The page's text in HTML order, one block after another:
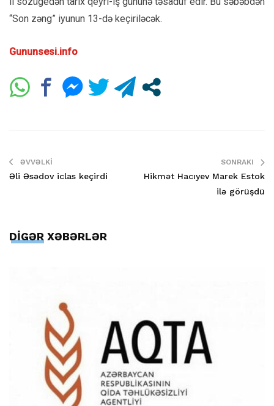
“Son zəng” iyunun 13-də keçiriləcək.
Gununsesi.info
ƏVVƏLKI
Əli Əsədov iclas keçirdi
SONRAKI
Hikmət Hacıyev Marek Estok
ilə görüşdü
DİGƏR XƏBƏRLƏR